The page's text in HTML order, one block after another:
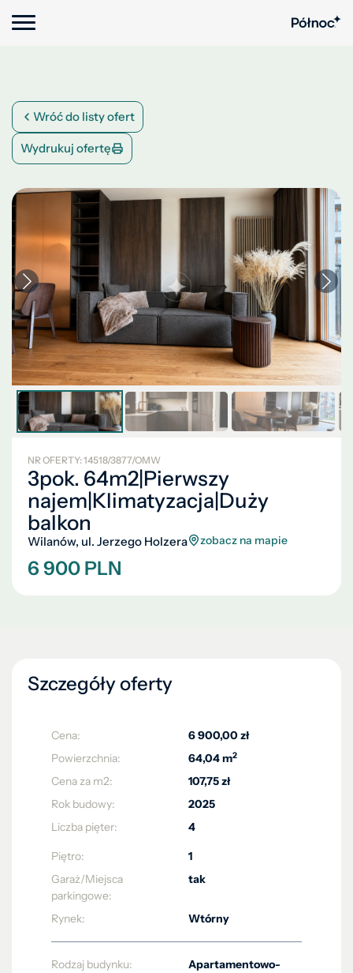
Wróć do listy ofert
Wydrukuj ofertę
NR OFERTY: 14518/3877/OMW
3pok. 64m2|Pierwszy
najem|Klimatyzacja|Duży
balkon
Wilanów, ul. Jerzego Holzera zobacz na mapie
6 900 PLN
Szczegóły oferty
Cena:
6 900,00 zł
Powierzchnia:
64,04 m2
Cena za m2:
107,75 zł
Rok budowy:
2025
Liczba pięter:
4
Piętro:
1
Garaż/Miejsca
parkingowe:
tak
Rynek: Wtórny
Rodzaj budynku:
Apartamentowo-